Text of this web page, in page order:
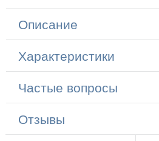
Описание
Характеристики
Частые вопросы
Отзывы